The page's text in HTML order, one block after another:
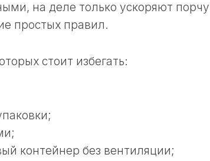
на деле только ускоряют порчу
простых правил.
стоит избегать:
контейнер без вентиляции;